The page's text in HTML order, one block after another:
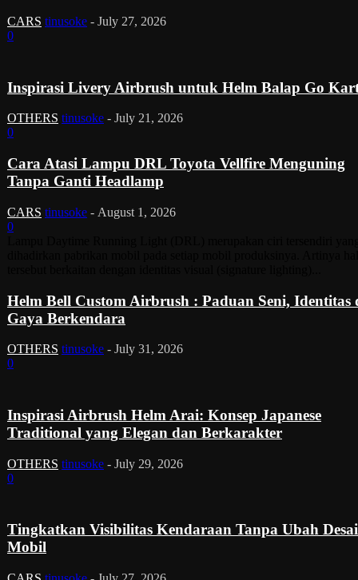
CARS tinusoke - July 27, 2026
0
Inspirasi Livery Airbrush untuk Helm Balap Go
OTHERS tinusoke - July 21, 2026
0
Cara Atasi Lampu DRL Toyota Vellfire Menguning
Tanpa Ganti Headlamp
CARS tinusoke - August 1, 2026
0
Helm Bell Custom Airbrush : Paduan Seni, Identitas
Gaya Berkendara
OTHERS tinusoke - July 31, 2026
0
Inspirasi Airbrush Helm Arai: Konsep Japanese
Traditional yang Elegan dan Berkarakter
OTHERS tinusoke - July 29, 2026
0
Tingkatkan Visibilitas Kendaraan Tanpa Ubah
Mobil